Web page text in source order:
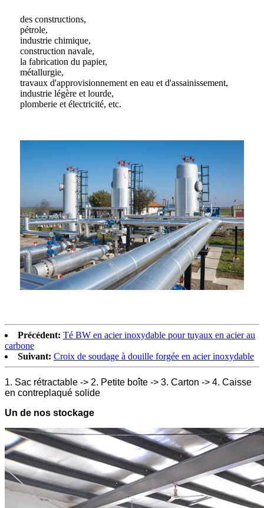
des constructions,
pétrole,
industrie chimique,
construction navale,
la fabrication du papier,
métallurgie,
travaux d'approvisionnement en eau et d'assainissement,
industrie légère et lourde,
plomberie et électricité, etc.
Précédent: Té BW en acier inoxydable pour tuyaux en acier au
carbone
Suivant: Croix de soudage à douille forgée en acier inoxydable
1. Sac rétractable -> 2. Petite boîte -> 3. Carton -> 4. Caisse
en contreplaqué solide
Un de nos stockage